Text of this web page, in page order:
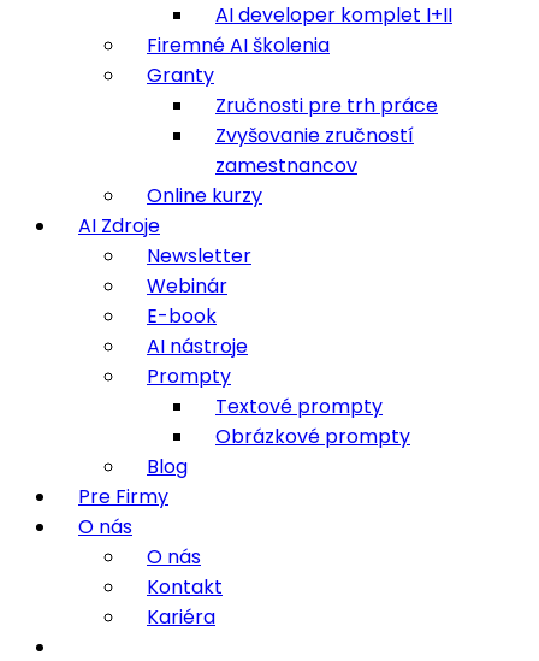
AI developer komplet I+II
Firemné AI školenia
Granty
Zručnosti pre trh práce
Zvyšovanie zručností
zamestnancov
Online kurzy
AI Zdroje
Newsletter
Webinár
E-book
AI nástroje
Prompty
Textové prompty
Obrázkové prompty
Blog
Pre Firmy
O nás
O nás
Kontakt
Kariéra